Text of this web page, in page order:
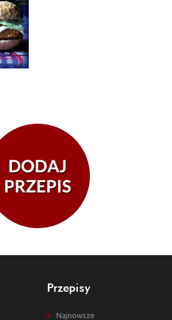
Przepisy
Najnowsze